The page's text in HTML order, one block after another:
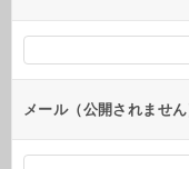
ン
メール（公開されません